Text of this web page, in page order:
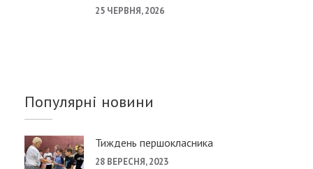
25 ЧЕРВНЯ, 2026
Популярні новини
Тиждень першокласника
28 ВЕРЕСНЯ, 2023